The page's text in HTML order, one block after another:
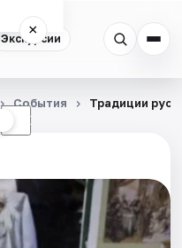
Экскурсии
×
☾
События Традиции